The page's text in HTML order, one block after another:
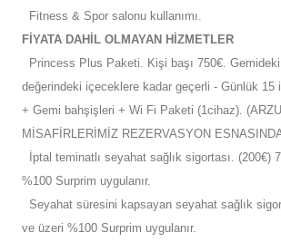
Fitness & Spor salonu kullanımı.
FİYATA DAHİL OLMAYAN HİZMETLER
Princess Plus Paketi. Kişi başı 750€.
değerindeki içeceklere kadar geçerli - Günlük 15
+ Gemi bahşişleri + Wi Fi Paketi (1cihaz).
MİSAFİRLERİMİZ REZERVASYON
İptal teminatlı seyahat sağlık sigortası. (200€)
%100 Surprim uygulanır.
Seyahat süresini kapsayan seyahat sağlık
ve üzeri %100 Surprim uygulanır.